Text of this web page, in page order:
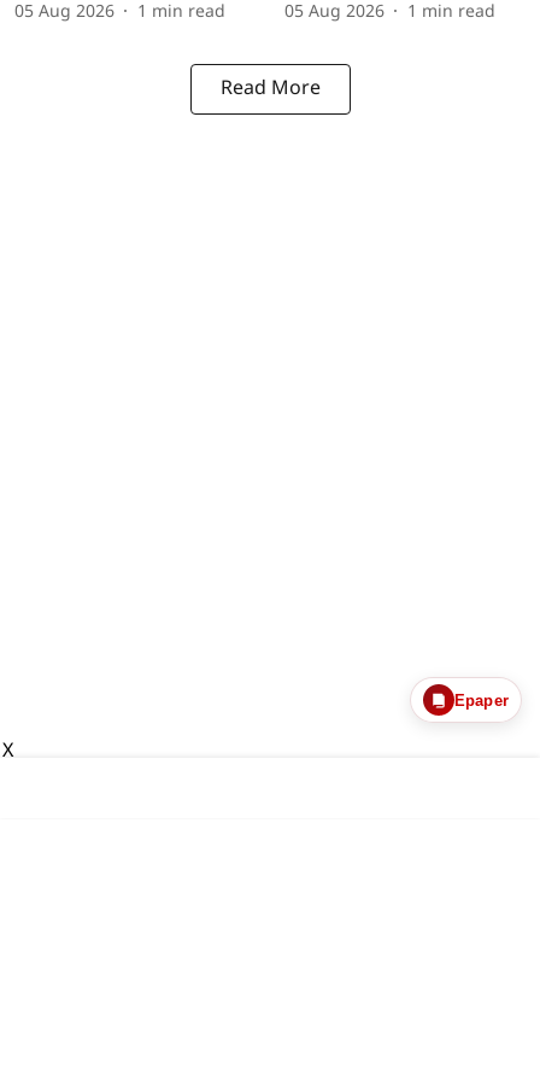
05 Aug 2026 1 min read 05 Aug 2026 1 min read
Read More
Epaper
X